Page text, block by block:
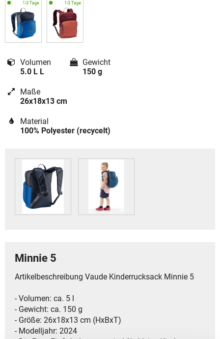
Volumen
5.0 L L
Gewicht
150 g
Maße
26x18x13 cm
Material
100% Polyester (recycelt)
Minnie 5
Artikelbeschreibung Vaude Kinderrucksack Minnie 5
- Volumen: ca. 5 l
- Gewicht: ca. 150 g
- Größe: 26x18x13 cm (HxBxT)
- Modelljahr: 2024